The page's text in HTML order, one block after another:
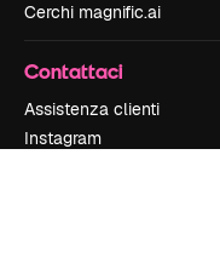
Cerchi magnific.ai
Contattaci
Assistenza clienti
Instagram